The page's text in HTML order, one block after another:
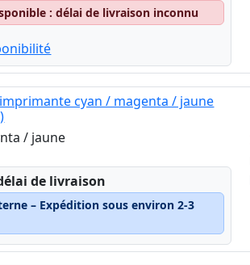
: délai de livraison inconnu
cyan / magenta / jaune
/ jaune
de livraison
– Expédition sous environ 2-3